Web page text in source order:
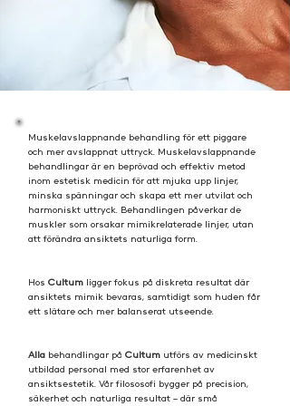
Muskelavslappnande behandling för ett piggare
och mer avslappnat uttryck. Muskelavslappnande
behandlingar är en beprövad och effektiv metod
inom estetisk medicin för att mjuka upp linjer,
minska spänningar och skapa ett mer utvilat och
harmoniskt uttryck. Behandlingen påverkar de
muskler som orsakar mimikrelaterade linjer, utan
att förändra ansiktets naturliga form.
Hos Cultum ligger fokus på diskreta resultat där
ansiktets mimik bevaras, samtidigt som huden får
ett slätare och mer balanserat utseende.
Alla behandlingar på Cultum utförs av medicinskt
utbildad personal med stor erfarenhet av
ansiktsestetik. Vår filososofi bygger på precision,
säkerhet och naturliga resultat – där små